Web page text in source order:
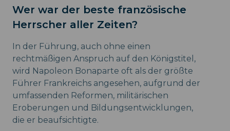
Wer war der beste französische
Herrscher aller Zeiten?
In der Führung, auch ohne einen
rechtmäßigen Anspruch auf den Königstitel,
wird Napoleon Bonaparte oft als der größte
Führer Frankreichs angesehen, aufgrund der
umfassenden Reformen, militärischen
Eroberungen und Bildungsentwicklungen,
die er beaufsichtigte.